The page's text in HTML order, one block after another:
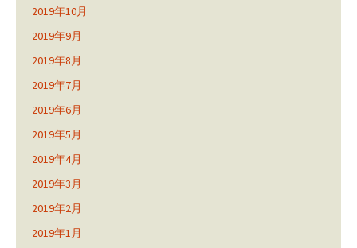
2019年10月
2019年9月
2019年8月
2019年7月
2019年6月
2019年5月
2019年4月
2019年3月
2019年2月
2019年1月